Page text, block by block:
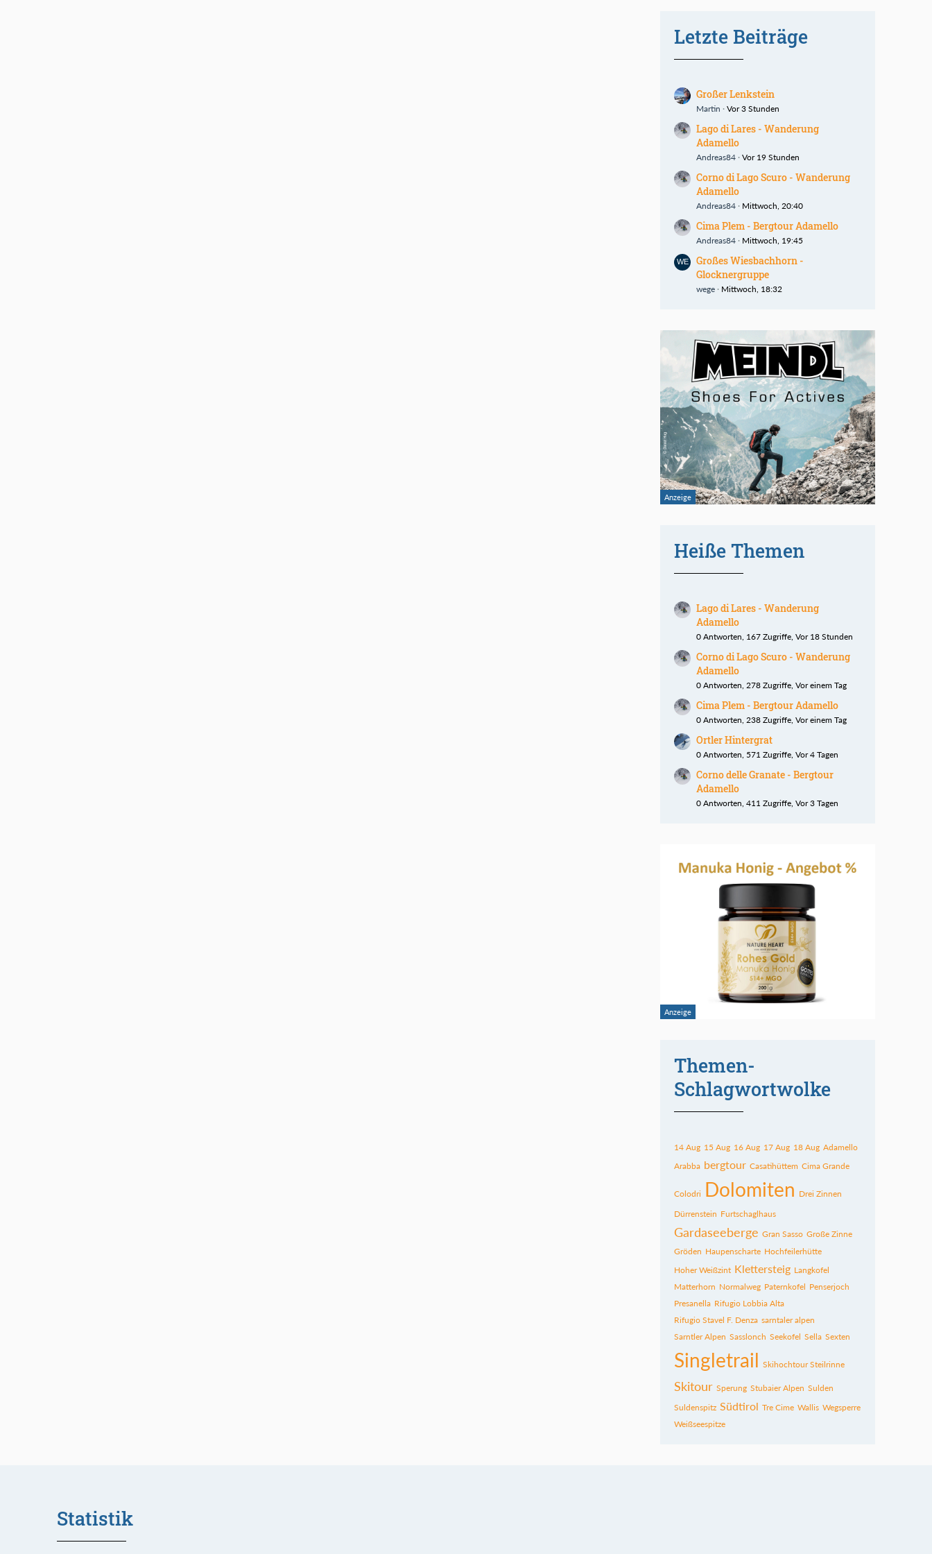
Letzte Beiträge
Großer Lenkstein
Martin Vor 3 Stunden
Lago di Lares - Wanderung
Adamello
Andreas84 Vor 19 Stunden
Corno di Lago Scuro - Wanderung
Adamello
Andreas84 Mittwoch, 20:40
Cima Plem - Bergtour Adamello
Andreas84 Mittwoch, 19:45
Großes Wiesbachhorn -
Glocknergruppe
wege Mittwoch, 18:32
Heiße Themen
Lago di Lares - Wanderung
Adamello
0 Antworten, 167 Zugriffe, Vor 18 Stunden
Corno di Lago Scuro - Wanderung
Adamello
0 Antworten, 278 Zugriffe, Vor einem Tag
Cima Plem - Bergtour Adamello
0 Antworten, 238 Zugriffe, Vor einem Tag
Ortler Hintergrat
0 Antworten, 571 Zugriffe, Vor 4 Tagen
Corno delle Granate - Bergtour
Adamello
0 Antworten, 411 Zugriffe, Vor 3 Tagen
Themen-
Schlagwortwolke
14 Aug 15 Aug 16 Aug 17 Aug 18 Aug Adamello
Arabba bergtour Casatihüttem Cima Grande
Colodri Dolomiten Drei Zinnen
Dürrenstein Furtschaglhaus
Gardaseeberge Gran Sasso Große Zinne
Gröden Haupenscharte Hochfeilerhütte
Hoher Weißzint Klettersteig Langkofel
Matterhorn Normalweg Paternkofel Penserjoch
Presanella Rifugio Lobbia Alta
Rifugio Stavel F. Denza sarntaler alpen
Sarntler Alpen Sasslonch Seekofel Sella Sexten
Singletrail Skihochtour Steilrinne
Skitour Sperung Stubaier Alpen Sulden
Suldenspitz Südtirol Tre Cime Wallis Wegsperre
Weißseespitze
Statistik